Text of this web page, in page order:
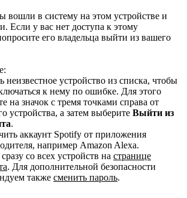
вошли в систему на этом устройстве и
Если у вас нет доступа к этому
его владельца выйти из вашего
неизвестное устройство из списка, чтобы
к нему по ошибке. Для этого
на значок с тремя точками справа от
устройства, а затем выберите Выйти из
.
аккаунт Spotify от приложения
например Amazon Alexa.
со всех устройств на странице
. Для дополнительной безопасности
также сменить пароль.